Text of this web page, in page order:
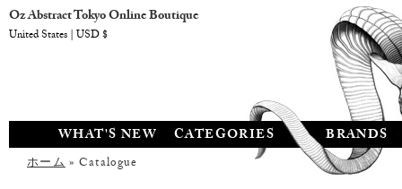
WHAT'S NEW CATEGORIES BRANDS
ホーム» Catalogue
Oz Abstract Tokyo Online Boutique
United States | USD $